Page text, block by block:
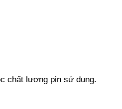
chất lượng pin sử dụng.